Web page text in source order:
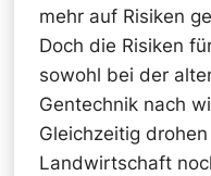
mehr auf Risiken
Doch die Risiken
sowohl bei der
Gentechnik nach
Gleichzeitig
Landwirtschaft